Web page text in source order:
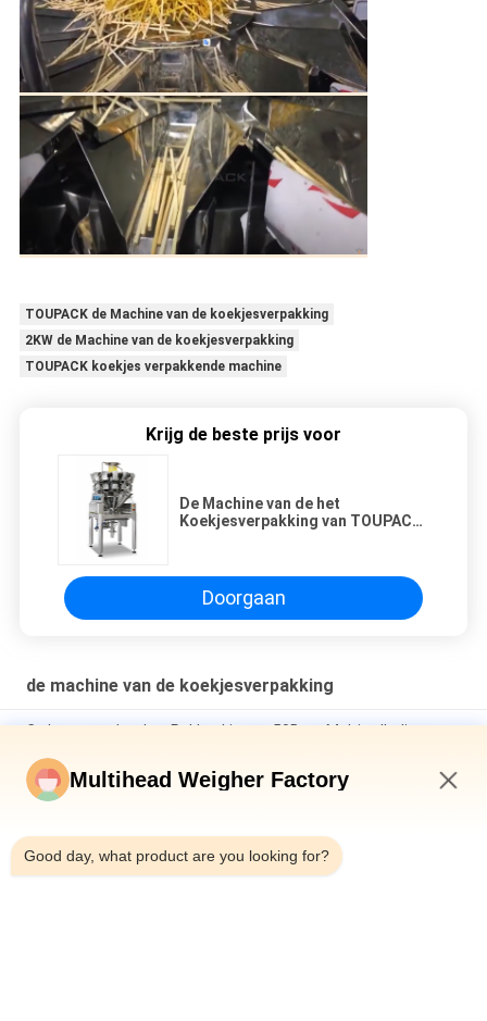
TOUPACK de Machine van de koekjesverpakking
2KW de Machine van de koekjesverpakking
TOUPACK koekjes verpakkende machine
Krijg de beste prijs voor
De Machine van de het
Koekjesverpakking van TOUPACK
Doorgaan
de machine van de koekjesverpakking
Ce keurt van het het Pakkoekje van 50Bpm Multi volledig
Volledig automatische hoge snelheid stikstof verticale vorm
Multimateriaal 2,5 kg huisdiervoedselverpakkingsmachine
Multihead Weigher Factory
Good day, what product are you looking for?